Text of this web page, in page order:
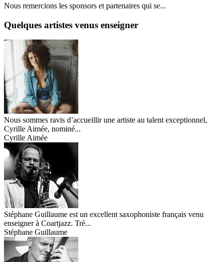
Nous remercions les sponsors et partenaires qui se...
Quelques artistes venus enseigner
Nous sommes ravis d’accueillir une artiste au talent exceptionnel,
Cyrille Aimée, nominé...
Cyrille Aimée
Stéphane Guillaume est un excellent saxophoniste français venu
enseigner à Coartjazz. Trè...
Stéphane Guillaume